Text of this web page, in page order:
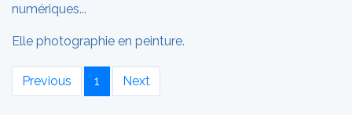
numériques...
Elle photographie en peinture.
Previous 1 Next